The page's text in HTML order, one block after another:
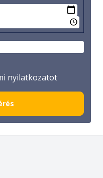
nyilatkozatot